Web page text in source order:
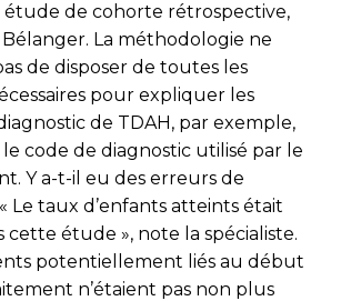
étude de cohorte rétrospective,
Bélanger. La méthodologie ne
de disposer de toutes les
pour expliquer les
de TDAH, par exemple,
code de diagnostic utilisé par le
Y a-t-il eu des erreurs de
Le taux d’enfants atteints était
cette étude », note la spécialiste.
potentiellement liés au début
n’étaient pas non plus